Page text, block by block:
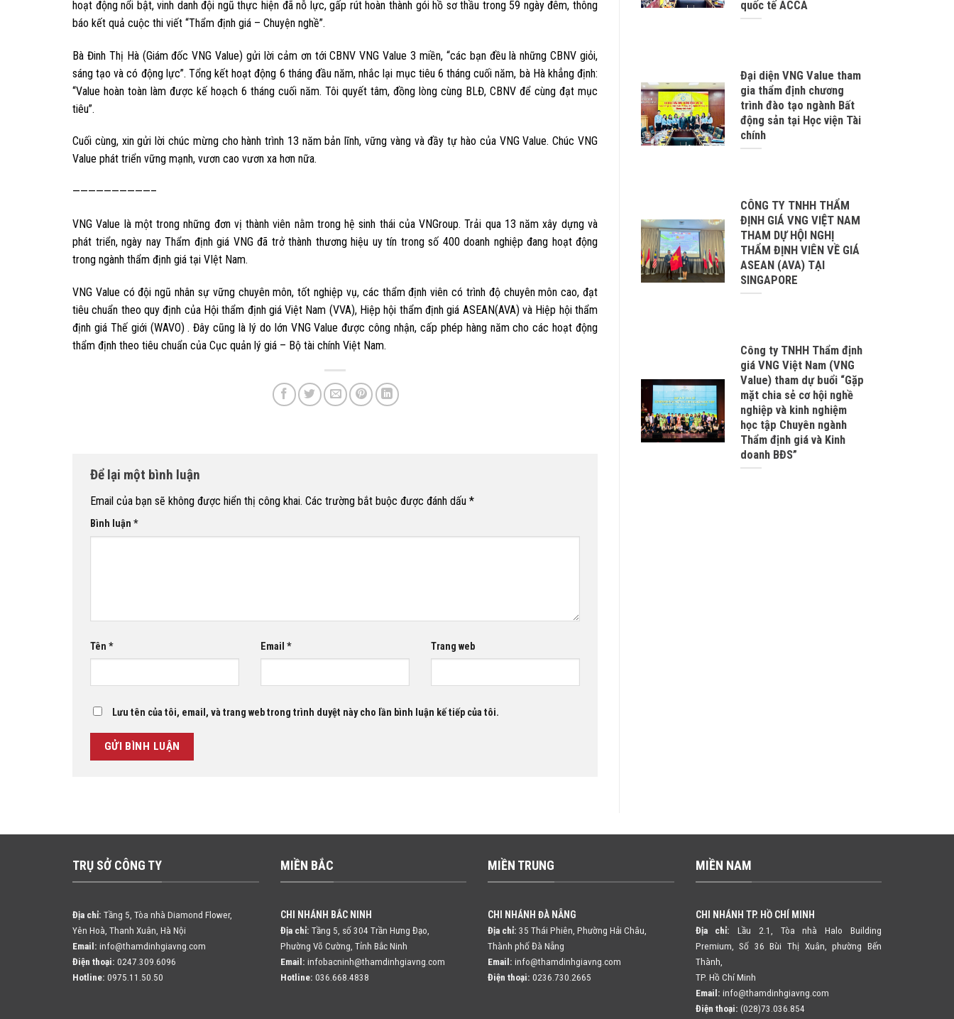
hoạt động nổi bật, vinh danh đội ngũ thực hiện đã nỗ lực, gấp rút hoàn thành gói hồ sơ thầu trong 59 ngày đêm, thông
báo kết quả cuộc thi viết “Thẩm định giá – Chuyện nghề”.
Bà Đinh Thị Hà (Giám đốc VNG Value) gửi lời cảm ơn tới CBNV VNG Value 3 miền, “các bạn đều là những CBNV giỏi,
sáng tạo và có động lực”. Tổng kết hoạt động 6 tháng đầu năm, nhắc lại mục tiêu 6 tháng cuối năm, bà Hà khẳng định:
“Value hoàn toàn làm được kế hoạch 6 tháng cuối năm. Tôi quyết tâm, đồng lòng cùng BLĐ, CBNV để cùng đạt mục
tiêu”.
Cuối cùng, xin gửi lời chúc mừng cho hành trình 13 năm bản lĩnh, vững vàng và đầy tự hào của VNG Value. Chúc VNG
Value phát triển vững mạnh, vươn cao vươn xa hơn nữa.
——————————–
VNG Value là một trong những đơn vị thành viên nằm trong hệ sinh thái của VNGroup. Trải qua 13 năm xây dựng và
phát triển, ngày nay Thẩm định giá VNG đã trở thành thương hiệu uy tín trong số 400 doanh nghiệp đang hoạt động
trong ngành thẩm định giá tại VIệt Nam.
VNG Value có đội ngũ nhân sự vững chuyên môn, tốt nghiệp vụ, các thẩm định viên có trình độ chuyên môn cao, đạt
tiêu chuẩn theo quy định của Hội thẩm định giá Việt Nam (VVA), Hiệp hội thẩm định giá ASEAN(AVA) và Hiệp hội thẩm
định giá Thế giới (WAVO) . Đây cũng là lý do lớn VNG Value được công nhận, cấp phép hàng năm cho các hoạt động
thẩm định theo tiêu chuẩn của Cục quản lý giá – Bộ tài chính Việt Nam.
Để lại một bình luận
Email của bạn sẽ không được hiển thị công khai. Các trường bắt buộc được đánh dấu *
Bình luận *
Tên * Email * Trang web
Lưu tên của tôi, email, và trang web trong trình duyệt này cho lần bình luận kế tiếp của tôi.
quốc tế ACCA
Đại diện VNG Value tham
gia thẩm định chương
trình đào tạo ngành Bất
động sản tại Học viện Tài
chính
CÔNG TY TNHH THẨM
ĐỊNH GIÁ VNG VIỆT NAM
THAM DỰ HỘI NGHỊ
THẨM ĐỊNH VIÊN VỀ GIÁ
ASEAN (AVA) TẠI
SINGAPORE
Công ty TNHH Thẩm định
giá VNG Việt Nam (VNG
Value) tham dự buổi “Gặp
mặt chia sẻ cơ hội nghề
nghiệp và kinh nghiệm
học tập Chuyên ngành
Thẩm định giá và Kinh
doanh BĐS”
TRỤ SỞ CÔNG TY
Địa chỉ: Tầng 5, Tòa nhà Diamond Flower,
Yên Hoà, Thanh Xuân, Hà Nội
Email: info@thamdinhgiavng.com
Điện thoại: 0247.309.6096
Hotline: 0975.11.50.50
MIỀN BẮC
CHI NHÁNH BẮC NINH
Địa chỉ: Tầng 5, số 304 Trần Hưng Đạo,
Phường Võ Cường, Tỉnh Bắc Ninh
Email: infobacninh@thamdinhgiavng.com
Hotline: 036.668.4838
MIỀN TRUNG
CHI NHÁNH ĐÀ NẴNG
Địa chỉ: 35 Thái Phiên, Phường Hải Châu,
Thành phố Đà Nẵng
Email: info@thamdinhgiavng.com
Điện thoại: 0236.730.2665
MIỀN NAM
CHI NHÁNH TP. HỒ CHÍ MINH
Địa chỉ: Lầu 2.1, Tòa nhà Halo Building
Premium, Số 36 Bùi Thị Xuân,phường Bến
Thành,
TP. Hồ Chí Minh
Email: info@thamdinhgiavng.com
Điện thoại: (028)73.036.854